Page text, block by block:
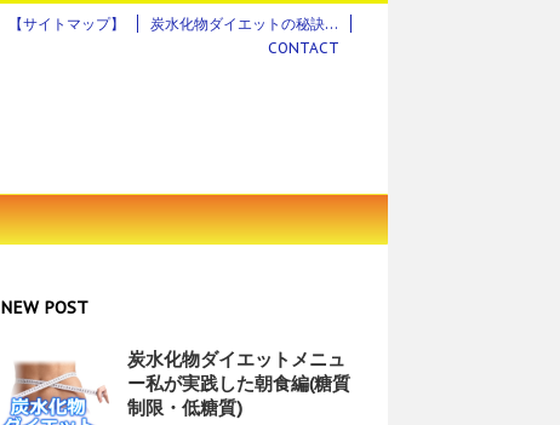
【サイトマップ】
炭水化物ダイエットの秘訣…
CONTACT
NEW POST
炭水化物ダイエットメニュ
ー私が実践した朝食編(糖質
制限・低糖質)